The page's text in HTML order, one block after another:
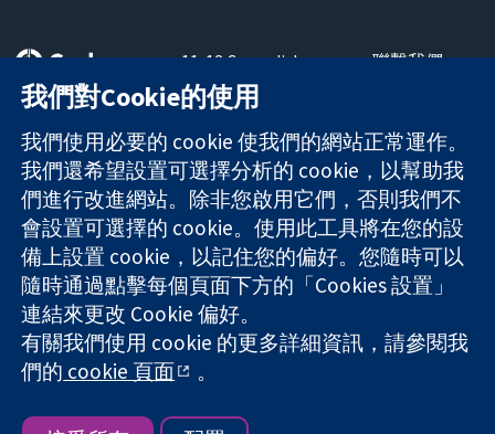
可信任實證
知情決定
更完善的健康照
護
11-13 Cavendish
Square
London
W1G 0AN
United Kingdom
聯繫我們
關於我們
工作機會
Cochrane
Library
The Cochrane Collaboration is a charity (no. 1045921) and a
company limited by guarantee (no. 03044323) registered in
England & Wales. VAT registration number GB 718 2127 49.
版權所有 © 2026 The Cochrane Collaboration
我們對Cookie的使用
我們使用必要的 cookie 使我們的網站正常運作。
我們還希望設置可選擇分析的 cookie，以幫助我
們進行改進網站。除非您啟用它們，否則我們不
會設置可選擇的 cookie。使用此工具將在您的設
備上設置 cookie，以記住您的偏好。您隨時可以
隨時通過點擊每個頁面下方的「Cookies 設置」
連結來更改 Cookie 偏好。
有關我們使用 cookie 的更多詳細資訊，請參閱我
們的 cookie 頁面 。